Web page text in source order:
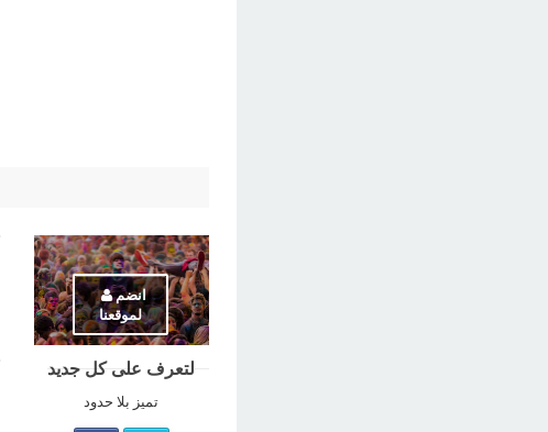
انضم
لموقعنا
لتعرف على كل جديد
تميز بلا حدود